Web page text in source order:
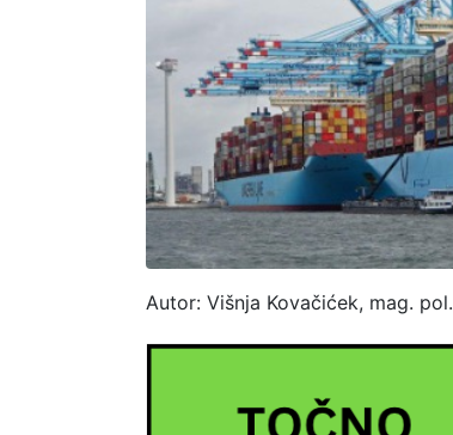
Autor: Višnja Kovačićek, mag. pol.